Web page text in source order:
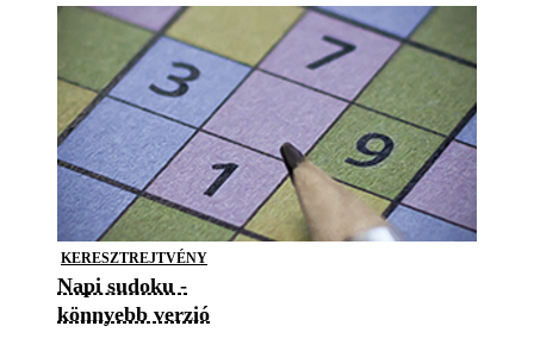
KERESZTREJTVÉNY
Napi sudoku -
könnyebb verzió